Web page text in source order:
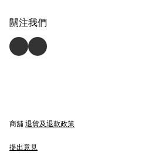
關注我們
商舖 退貨及退款政策
提出意見